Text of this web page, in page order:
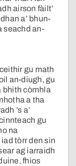
airson fàilt’
a’ bhun-
seachd an-
gu math
an-diugh, gu
bhith còmhla
a tha
’s a’
gu
na
tòrr den sin
ag iarraidh
fhios